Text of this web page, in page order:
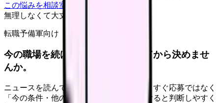
この悩みを相談室で整理する
無理しなくて大丈夫
転職予備軍向け
今の職場を続けるか、条件を比べてから決めませ
んか。
ニュースを読んで不安が強くなった時は、すぐ応募ではなく
「今の条件・他の選択肢・相談先」を分けると判断しやすく